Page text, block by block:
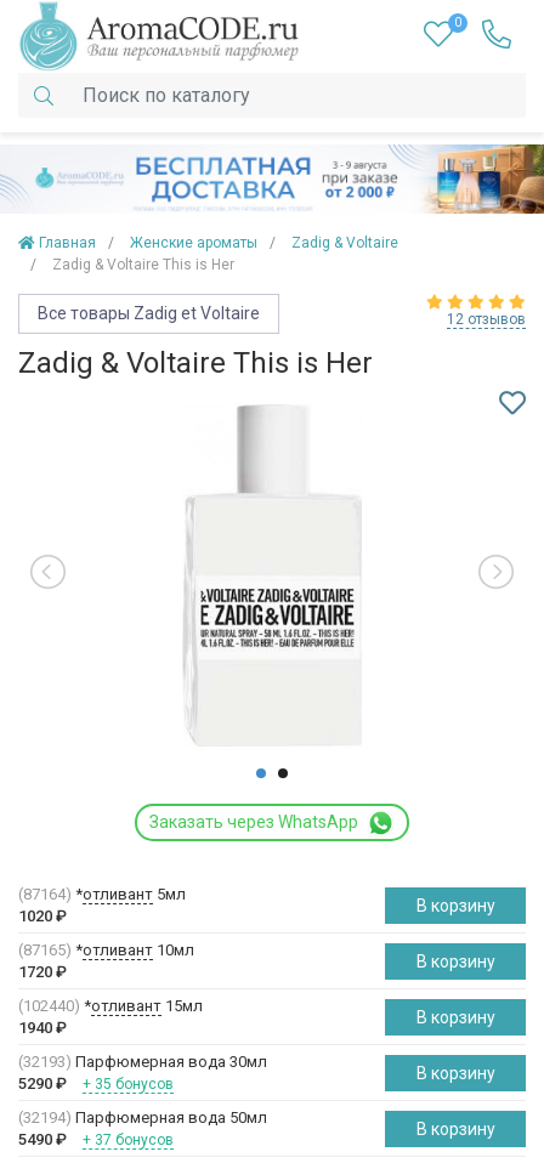
0
Главная Женские ароматы
Zadig & Voltaire
Zadig & Voltaire This is Her
Все товары Zadig et Voltaire 12 отзывов
Zadig & Voltaire This is Her
Заказать через WhatsApp
(87164) *отливант 5мл
1020 ₽
В корзину
(87165) *отливант 10мл
1720 ₽
В корзину
(102440) *отливант 15мл
1940 ₽
В корзину
(32193) Парфюмерная вода 30мл
5290 ₽ + 35 бонусов
В корзину
(32194) Парфюмерная вода 50мл
5490 ₽ + 37 бонусов
В корзину